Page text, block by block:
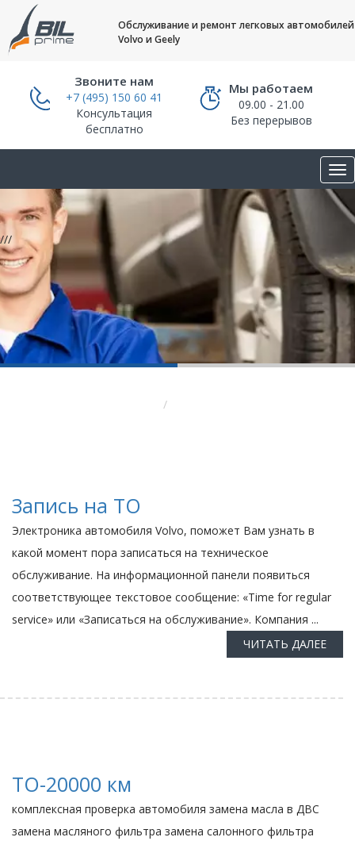
Обслуживание и ремонт легковых автомобилей
Volvo и Geely
Звоните нам
+7 (495) 150 60 41
Консультация
бесплатно
Мы работаем
09.00 - 21.00
Без перерывов
///
Запись на ТО
Электроника автомобиля Volvo, поможет Вам узнать в
какой момент пора записаться на техническое
обслуживание. На информационной панели появиться
соответствующее текстовое сообщение: «Time for regular
service» или «Записаться на обслуживание». Компания ...
ЧИТАТЬ ДАЛЕЕ
ТО-20000 км
комплексная проверка автомобиля замена масла в ДВС
замена масляного фильтра замена салонного фильтра